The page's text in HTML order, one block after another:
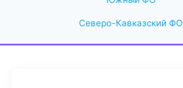
Северо-Кавказский ФО